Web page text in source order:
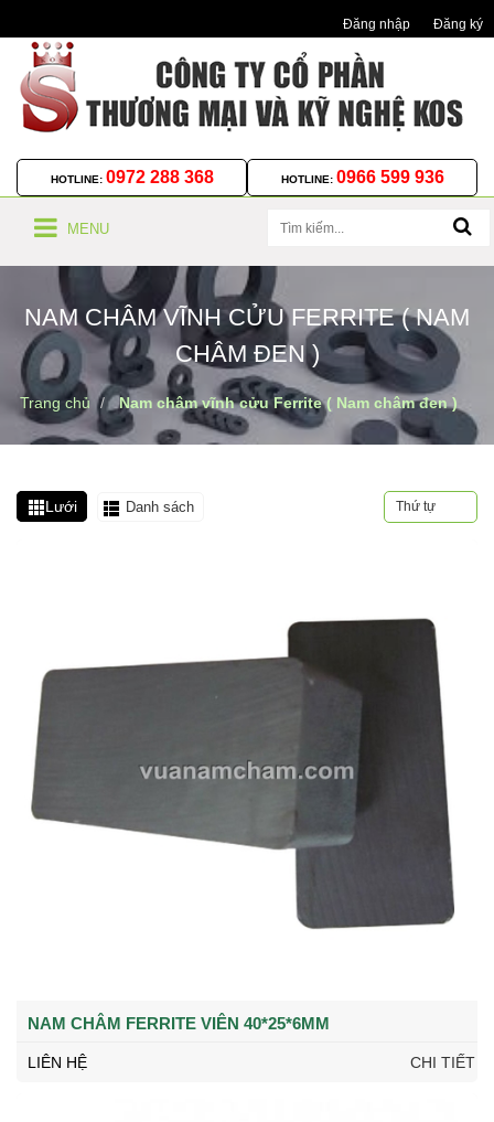
Đăng nhập Đăng ký
HOTLINE: 0972 288 368 HOTLINE: 0966 599 936
MENU
NAM CHÂM VĨNH CỬU FERRITE ( NAM
CHÂM ĐEN )
Trang chủ Nam châm vĩnh cửu Ferrite ( Nam châm đen )
Lưới Danh sách Thứ tự
NAM CHÂM FERRITE VIÊN 40*25*6MM
LIÊN HỆ CHI TIẾT